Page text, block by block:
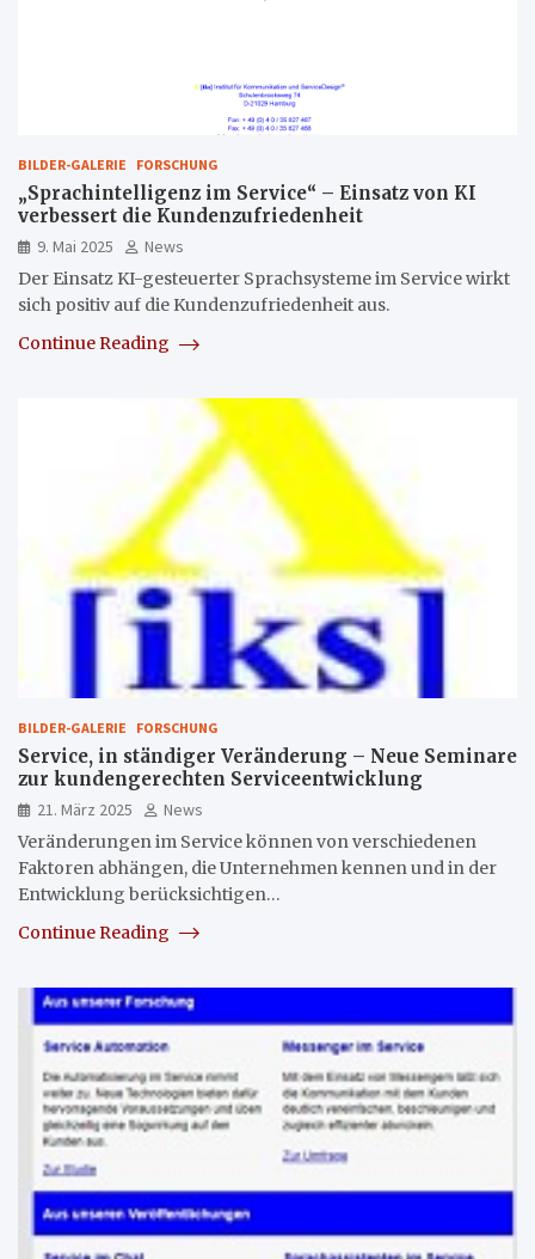
BILDER-GALERIE FORSCHUNG
„Sprachintelligenz im Service“ – Einsatz von KI
verbessert die Kundenzufriedenheit
9. Mai 2025
News
Der Einsatz KI-gesteuerter Sprachsysteme im Service wirkt
sich positiv auf die Kundenzufriedenheit aus.
Continue Reading
BILDER-GALERIE FORSCHUNG
Service, in ständiger Veränderung – Neue Seminare
zur kundengerechten Serviceentwicklung
21. März 2025
News
Veränderungen im Service können von verschiedenen
Faktoren abhängen, die Unternehmen kennen und in der
Entwicklung berücksichtigen…
Continue Reading